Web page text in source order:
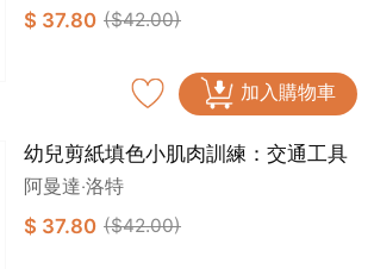
$ 37.80 ($42.00)
加入購物車
幼兒剪紙填色小肌肉訓練：交通工具
阿曼達‧洛特
$ 37.80 ($42.00)